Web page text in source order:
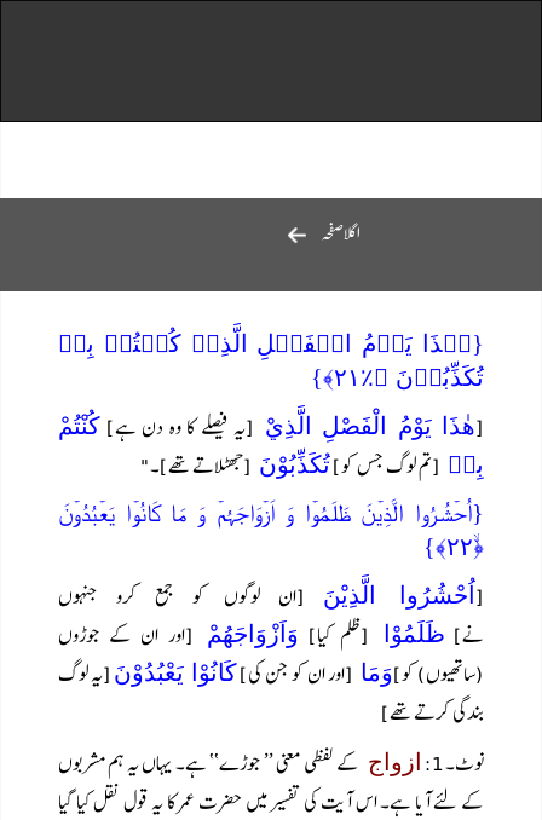
اگلاصفحہ
{ہٰذَا یَوۡمُ الۡفَصۡلِ الَّذِیۡ کُنۡتُمۡ بِہٖ
تُکَذِّبُوۡنَ ﴿٪۲۱﴾}
[ھٰذَا يَوْمُ الْفَصْلِ الَّذِيْ [یہ فیصلے کا وہ دن ہے] كُنْتُمْ
بِهٖ [تم لوگ جس کو]تُكَذِّبُوْنَ [جھٹلاتے تھے]۔"
{اُحۡشُرُوا الَّذِیۡنَ ظَلَمُوۡا وَ اَزۡوَاجَہُمۡ وَ مَا کَانُوۡا یَعۡبُدُوۡنَ
﴿ۙ۲۲﴾}
[ اُحْشُرُوا الَّذِيْنَ [ان لوگوں کو جمع کرو جنہوں
نے] ظَلَمُوْا [ظلم کیا] وَاَزْوَاجَهُمْ
[اور ان کے جوڑوں
(ساتھیوں) کو]وَمَا [اور ان کو جن کی]كَانُوْا يَعْبُدُوْنَ [یہ لوگ
بندگی کرتے تھے]
نوٹ۔1:
ازواج کے لفظی معنی ’’ جوڑے‘‘ ہے۔ یہاں یہ ہم مشربوں
کے لئے آیا ہے۔ اس آیت کی تفسیر میں حضرت عمر کا یہ قول نقل کیا گیا